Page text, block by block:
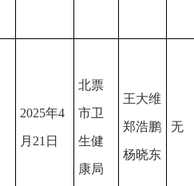
2025年4
月21日
北票
市卫
生健
康局
王大维
郑浩鹏
杨晓东
无